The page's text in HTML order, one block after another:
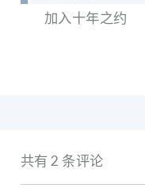
加入十年之约
共有 2 条评论